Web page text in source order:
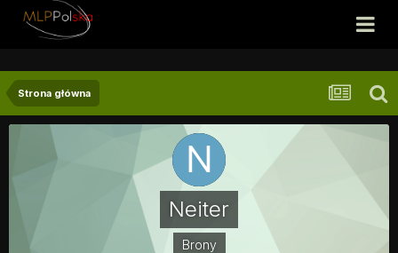
Strona główna
Neiter
Brony